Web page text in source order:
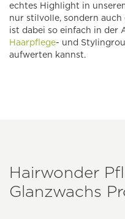
echtes Highlight in
nur stilvolle, sondern auch
ist dabei so einfach in der
Haarpflege- und
aufwerten kannst.
Hairwonder
Glanzwachs